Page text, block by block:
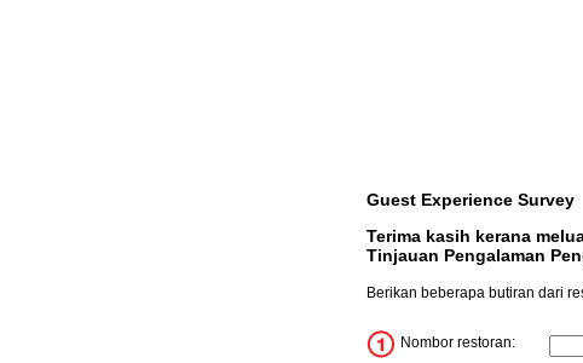
Guest Experience Survey
Terima kasih kerana
Tinjauan Pengalaman
Berikan beberapa butiran dari
Nombor restoran: